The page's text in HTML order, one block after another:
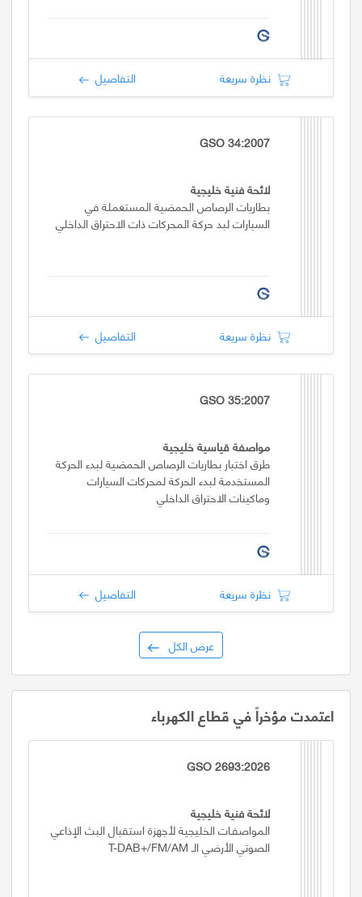
نظرة سريعة التفاصيل
GSO 34:2007
لائحة فنية خليجية
بطاريات الرصاص الحمضية المستعملة في
السيارات لبد حركة المحركات ذات الاحتراق الداخلي
نظرة سريعة التفاصيل
GSO 35:2007
مواصفة قياسية خليجية
طرق اختبار بطاريات الرصاص الحمضية لبدء الحركة
المستخدمة لبدء الحركة لمحركات السيارات
وماكينات الاحتراق الداخلي
نظرة سريعة التفاصيل
عرض الكل
اعتمدت مؤخراً في قطاع الكهرباء
GSO 2693:2026
لائحة فنية خليجية
المواصفـات الخليجية لأجهزة استقبال البث الإذاعي
الصوتي الأرضي الـ T-DAB+/FM/AM